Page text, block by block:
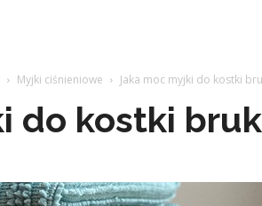
Myjki ciśnieniowe Jaka moc myjki do kostki
do kostki